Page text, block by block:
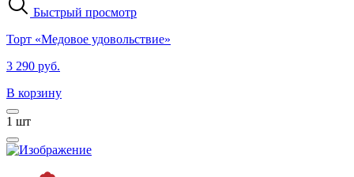
Быстрый просмотр
Торт «Медовое удовольствие»
3 290 руб.
В корзину
1 шт